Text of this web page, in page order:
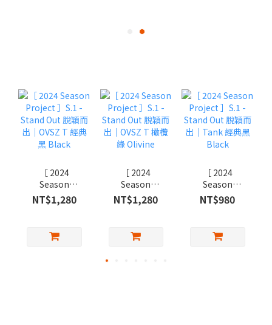
［ 2024
Season
Project ］S.1 -
Stand Out 脫穎
經典黑 Black
NT$1,280
［ 2024
Season
Project ］S.1 -
Stand Out 脫穎
橄欖綠 Olivine
NT$1,280
［ 2024
Season
Project ］S.1 -
Stand Out 脫穎
典黑 Black
NT$980